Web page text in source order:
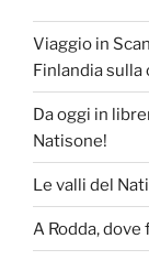
Viaggio in
Finlandia sulla
Da oggi in
Natisone!
Le valli del
A Rodda,